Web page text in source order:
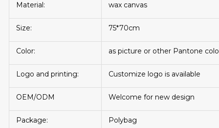
Material: wax canvas
Size: 75*70cm
Color: as picture or other Pantone
Logo and printing: Customize logo is available
OEM/ODM Welcome for new design
Package: Polybag